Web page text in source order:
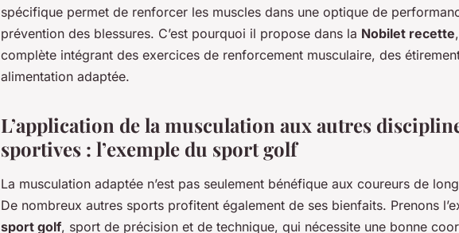
spécifique permet de renforcer les muscles dans une optique de
prévention des blessures. C’est pourquoi il propose dans la Nobilet recette
complète intégrant des exercices de renforcement musculaire, des
alimentation adaptée.
L’application de la musculation aux autres
sportives : l’exemple du sport golf
La musculation adaptée n’est pas seulement bénéfique aux coureurs de
De nombreux autres sports profitent également de ses bienfaits. Prenons
sport golf, sport de précision et de technique, qui nécessite une bonne